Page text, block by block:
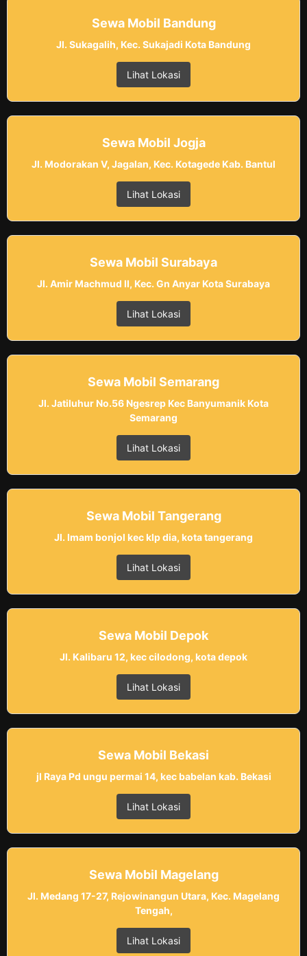
Sewa Mobil Bandung
Jl. Sukagalih, Kec. Sukajadi Kota Bandung
Lihat Lokasi
Sewa Mobil Jogja
Jl. Modorakan V, Jagalan, Kec. Kotagede Kab. Bantul
Lihat Lokasi
Sewa Mobil Surabaya
Jl. Amir Machmud II, Kec. Gn Anyar Kota Surabaya
Lihat Lokasi
Sewa Mobil Semarang
Jl. Jatiluhur No.56 Ngesrep Kec Banyumanik Kota
Semarang
Lihat Lokasi
Sewa Mobil Tangerang
Jl. Imam bonjol kec klp dia, kota tangerang
Lihat Lokasi
Sewa Mobil Depok
Jl. Kalibaru 12, kec cilodong, kota depok
Lihat Lokasi
Sewa Mobil Bekasi
jl Raya Pd ungu permai 14, kec babelan kab. Bekasi
Lihat Lokasi
Sewa Mobil Magelang
Jl. Medang 17-27, Rejowinangun Utara, Kec. Magelang
Tengah,
Lihat Lokasi